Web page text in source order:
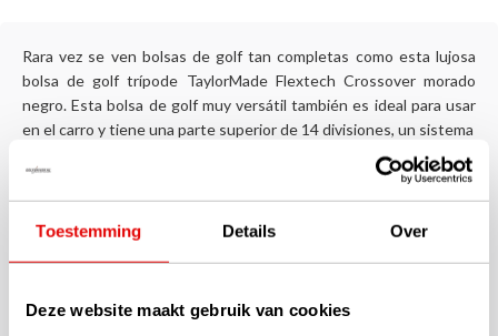
Toestemming Details Over
Deze website maakt gebruik van cookies
Rara vez se ven bolsas de golf tan completas como esta lujosa
bolsa de golf trípode TaylorMade Flextech Crossover morado
negro. Esta bolsa de golf muy versátil también es ideal para usar
en el carro y tiene una parte superior de 14 divisiones, un sistema
Son resistentes, fabricadas con materiales de calidad y equipadas
con una lista interminable de detalles prácticos, estas bolsas de
golf trípode TaylorMade Flextech Crossover en morado negro. El
trípode se ajusta particularmente bien a un carro.